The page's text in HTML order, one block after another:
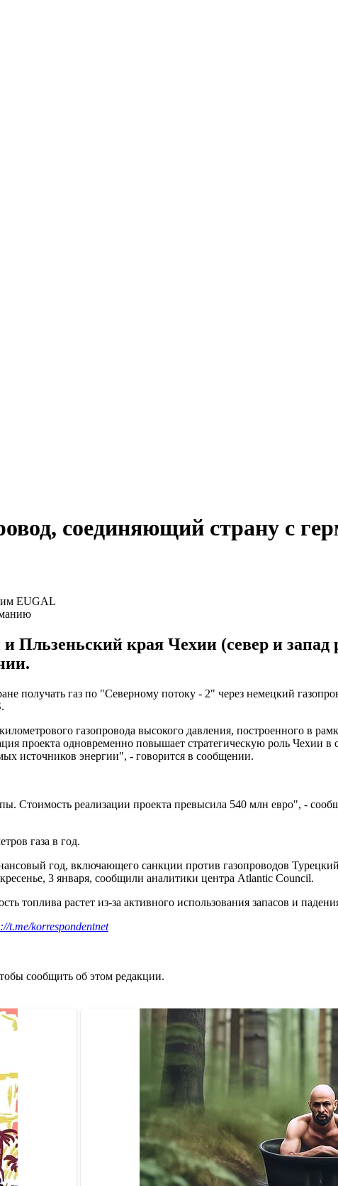
соединяющий страну с
Пльзеньский края Чехии (север и запад
получать газ по "Северному потоку - 2" через немецкий
газопровода высокого давления, построенного в
проекта одновременно повышает стратегическую роль Чехии в
источников энергии", - говорится в сообщении.
Стоимость реализации проекта превысила 540 млн евро", -
газа в год.
год, включающего санкции против газопроводов
3 января, сообщили аналитики центра Atlantic Council.
топлива растет из-за активного использования запасов и
t.me/korrespondentnet
сообщить об этом редакции.